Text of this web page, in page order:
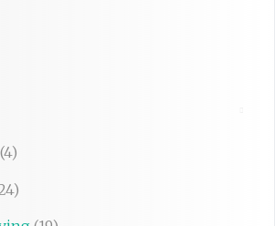
(4)